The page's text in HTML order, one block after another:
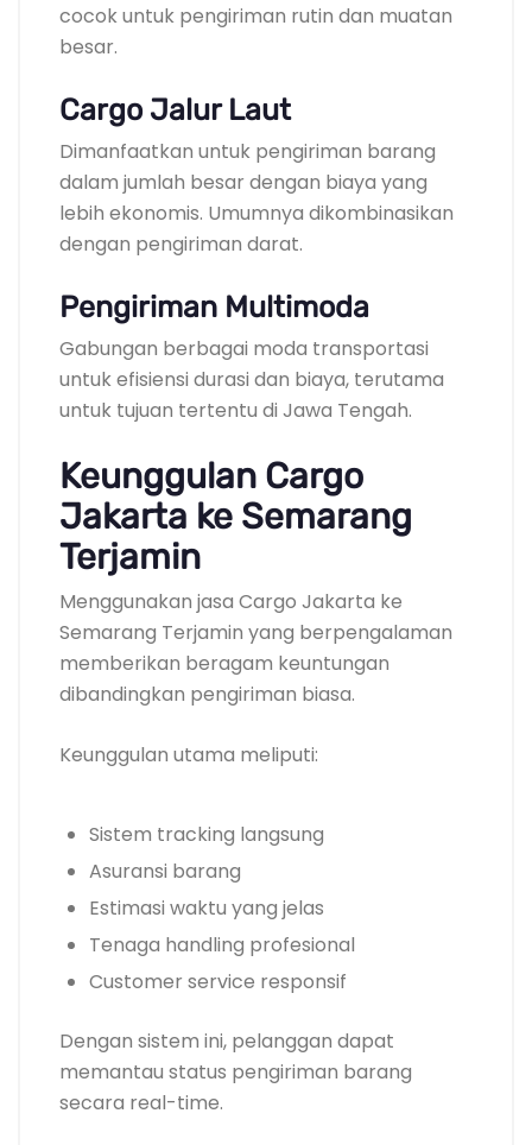
cocok untuk pengiriman rutin dan muatan
besar.
Cargo Jalur Laut
Dimanfaatkan untuk pengiriman barang
dalam jumlah besar dengan biaya yang
lebih ekonomis. Umumnya dikombinasikan
dengan pengiriman darat.
Pengiriman Multimoda
Gabungan berbagai moda transportasi
untuk efisiensi durasi dan biaya, terutama
untuk tujuan tertentu di Jawa Tengah.
Keunggulan Cargo
Jakarta ke Semarang
Terjamin
Menggunakan jasa Cargo Jakarta ke
Semarang Terjamin yang berpengalaman
memberikan beragam keuntungan
dibandingkan pengiriman biasa.
Keunggulan utama meliputi:
Sistem tracking langsung
Asuransi barang
Estimasi waktu yang jelas
Tenaga handling profesional
Customer service responsif
Dengan sistem ini, pelanggan dapat
memantau status pengiriman barang
secara real-time.